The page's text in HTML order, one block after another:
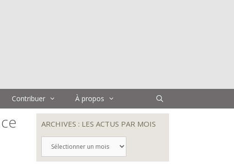
Contribuer À propos
ARCHIVES : LES ACTUS PAR MOIS
LES